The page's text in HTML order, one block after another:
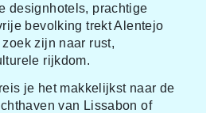
designhotels, prachtige
bevolking trekt Alentejo
zijn naar rust,
rijkdom.
je het makkelijkst naar de
van Lissabon of